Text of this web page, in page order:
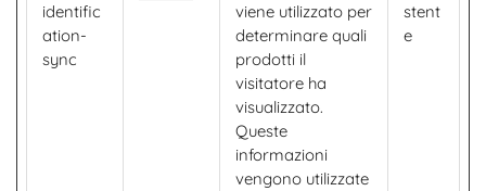
identific
ation-
sync
viene utilizzato per
determinare quali
prodotti il ​​
visitatore ha
visualizzato.
Queste
informazioni
vengono utilizzate
stent
e